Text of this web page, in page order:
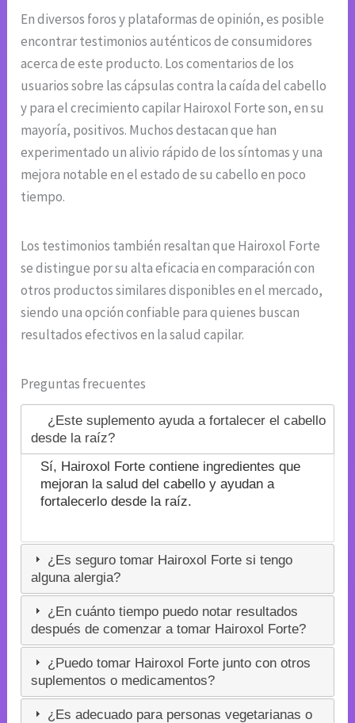
En diversos foros y plataformas de opinión, es posible
encontrar testimonios auténticos de consumidores
acerca de este producto. Los comentarios de los
usuarios sobre las cápsulas contra la caída del cabello
y para el crecimiento capilar Hairoxol Forte son, en su
mayoría, positivos. Muchos destacan que han
experimentado un alivio rápido de los síntomas y una
mejora notable en el estado de su cabello en poco
tiempo.
Los testimonios también resaltan que Hairoxol Forte
se distingue por su alta eficacia en comparación con
otros productos similares disponibles en el mercado,
siendo una opción confiable para quienes buscan
resultados efectivos en la salud capilar.
Preguntas frecuentes
¿Este suplemento ayuda a fortalecer el cabello
desde la raíz?
Sí, Hairoxol Forte contiene ingredientes que
mejoran la salud del cabello y ayudan a
fortalecerlo desde la raíz.
¿Es seguro tomar Hairoxol Forte si tengo
alguna alergia?
¿En cuánto tiempo puedo notar resultados
después de comenzar a tomar Hairoxol Forte?
¿Puedo tomar Hairoxol Forte junto con otros
suplementos o medicamentos?
¿Es adecuado para personas vegetarianas o